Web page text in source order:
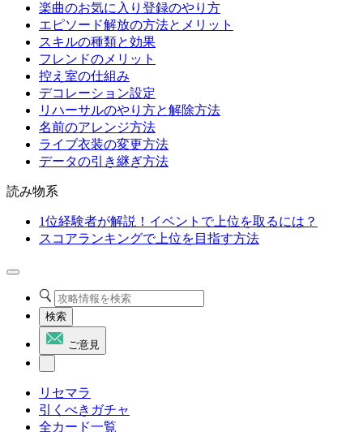
楽曲のお気に入り登録のやり方
エピソード解放の方法とメリット
スキルの種類と効果
フレンドのメリット
控え室の仕組み
デコレーション設定
リハーサルのやり方と解除方法
名前のアレンジ方法
ライブ衣装の変更方法
データの引き継ぎ方法
読み物系
1位経験者が解説！イベントで上位を取るには？
スコアランキングで上位を目指す方法
検索
ご意見
リセマラ
引くべきガチャ
全カード一覧